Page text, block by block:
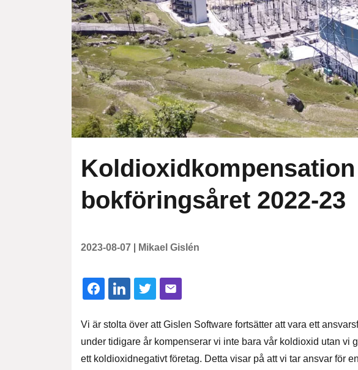
bokföringsåret 2022-23
2023-08-07 Mikael Gislén
Vi är stolta över att Gislen Software fortsätter att vara ett
under tidigare år kompenserar vi inte bara vår koldioxid utan vi
ett koldioxidnegativt företag. Detta visar på att vi tar ansvar för